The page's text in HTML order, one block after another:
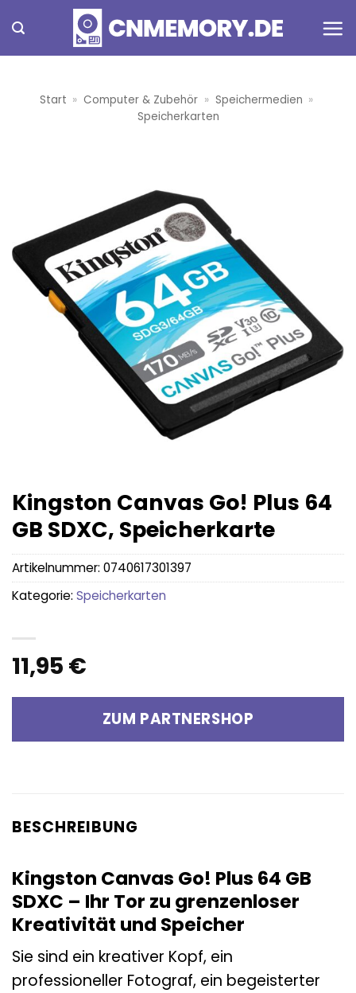
Inhalt
springen
Start » Computer & Zubehör » Speichermedien »
Speicherkarten
Kingston Canvas Go! Plus 64
GB SDXC, Speicherkarte
11,95 €
ZUM PARTNERSHOP
Artikelnummer: 0740617301397
Kategorie: Speicherkarten
BESCHREIBUNG
Kingston Canvas Go! Plus 64 GB
SDXC – Ihr Tor zu grenzenloser
Kreativität und Speicher
Sie sind ein kreativer Kopf, ein
professioneller Fotograf, ein begeisterter